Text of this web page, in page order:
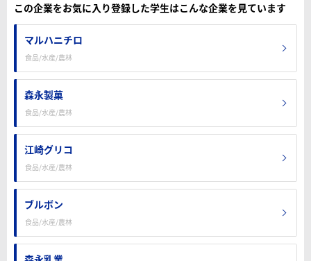
この企業をお気に入り登録した学生はこんな企業を見ています
マルハニチロ
食品/水産/農林
森永製菓
食品/水産/農林
江崎グリコ
食品/水産/農林
ブルボン
食品/水産/農林